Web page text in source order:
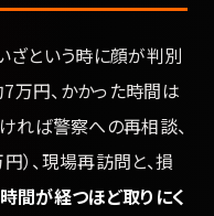
ざという時に顔が判別
円、かかった時間は
れば警察への再相談、
）、現場再訪問と、損
間が経つほど取りにく